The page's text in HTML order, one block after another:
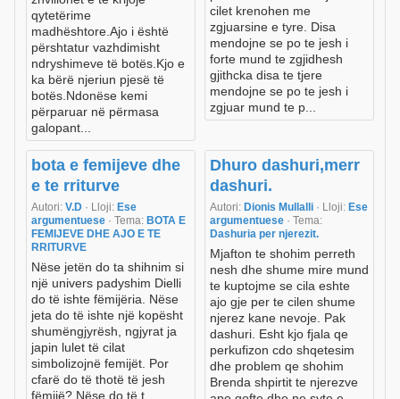
qytetërime
madhështore.Ajo i është
përshtatur vazhdimisht
ndryshimeve të botës.Kjo e
ka bërë njeriun pjesë të
botës.Ndonëse kemi
përparuar në përmasa
galopant...
cilet krenohen me
zgjuarsine e tyre. Disa
mendojne se po te jesh i
forte mund te zgjidhesh
gjithcka disa te tjere
mendojne se po te jesh i
zgjuar mund te p...
bota e femijeve dhe
e te rriturve
Autori: V.D · Lloji: Ese
argumentuese · Tema: BOTA E
FEMIJEVE DHE AJO E TE
RRITURVE
Nëse jetën do ta shihnim si
një univers padyshim Dielli
do të ishte fëmijëria. Nëse
jeta do të ishte një kopësht
shumëngjyrësh, ngjyrat ja
japin lulet të cilat
simbolizojnë femijët. Por
cfarë do të thotë të jesh
fëmijë? Nëse do të t...
Dhuro dashuri,merr
dashuri.
Autori: Dionis Mullalli · Lloji: Ese
argumentuese · Tema:
Dashuria per njerezit.
Mjafton te shohim perreth
nesh dhe shume mire mund
te kuptojme se cila eshte
ajo gje per te cilen shume
njerez kane nevoje. Pak
dashuri. Esht kjo fjala qe
perkufizon cdo shqetesim
dhe problem qe shohim
Brenda shpirtit te njerezve